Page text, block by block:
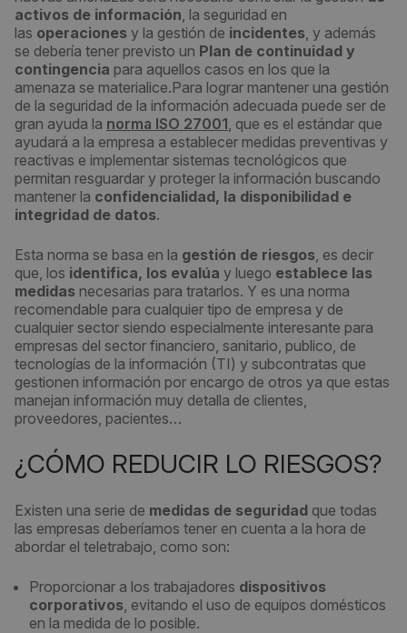
activos de información, la seguridad en
las operaciones y la gestión de incidentes, y además
se debería tener previsto un Plan de continuidad y
contingencia para aquellos casos en los que la
amenaza se materialice.Para lograr mantener una gestión
de la seguridad de la información adecuada puede ser de
gran ayuda la norma ISO 27001, que es el estándar que
ayudará a la empresa a establecer medidas preventivas y
reactivas e implementar sistemas tecnológicos que
permitan resguardar y proteger la información buscando
mantener la confidencialidad, la disponibilidad e
integridad de datos.
Esta norma se basa en la gestión de riesgos, es decir
que, los identifica, los evalúa y luego establece las
medidas necesarias para tratarlos. Y es una norma
recomendable para cualquier tipo de empresa y de
cualquier sector siendo especialmente interesante para
empresas del sector financiero, sanitario, publico, de
tecnologías de la información (TI) y subcontratas que
gestionen información por encargo de otros ya que estas
manejan información muy detalla de clientes,
proveedores, pacientes…
¿CÓMO REDUCIR LO RIESGOS?
Existen una serie de medidas de seguridad que todas
las empresas deberíamos tener en cuenta a la hora de
abordar el teletrabajo, como son:
Proporcionar a los trabajadores dispositivos
corporativos, evitando el uso de equipos domésticos
en la medida de lo posible.